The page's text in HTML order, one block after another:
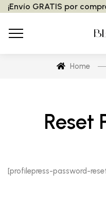
¡Envío GRATIS por
Home
Reset
[profilepress-password-reset